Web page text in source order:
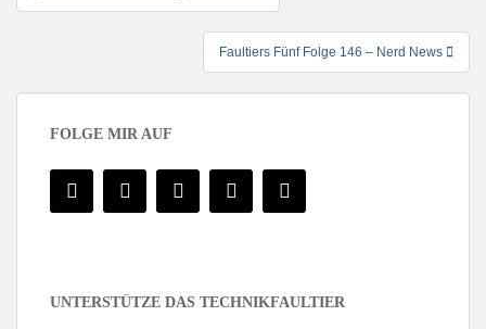
Faultiers Fünf Folge 146 – Nerd News
FOLGE MIR AUF
UNTERSTÜTZE DAS TECHNIKFAULTIER